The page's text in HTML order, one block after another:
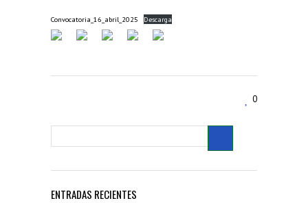
Convocatoria_16_abril_2025 Descarga
0
ENTRADAS RECIENTES